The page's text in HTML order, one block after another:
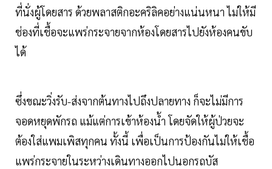
ที่นั่งผู้โดยสาร ด้วยพลาสติกอะคริลิคอย่างแน่นหนา ไม่ให้มี
ช่องที่เชื้อจะแพร่กระจายจากห้องโดยสารไปยังห้องคนขับ
ได้
ซึ่งขณะวิ่งรับ-ส่งจากต้นทางไปถึงปลายทาง ก็จะไม่มีการ
จอดหยุดพักรถ แม้แต่การเข้าห้องน้ำ โดยจัดให้ผู้ป่วยจะ
ต้องใส่แพมเพิสทุกคน ทั้งนี้ เพื่อเป็นการป้องกันไม่ให้เชื้อ
แพร่กระจายในระหว่างเดินทางออกไปนอกรถบัส